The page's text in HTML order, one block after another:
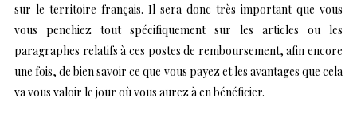
sur le territoire français. Il sera donc très important que vous
vous penchiez tout spécifiquement sur les articles ou les
paragraphes relatifs à ces postes de remboursement, afin encore
une fois, de bien savoir ce que vous payez et les avantages que cela
va vous valoir le jour où vous aurez à en bénéficier.